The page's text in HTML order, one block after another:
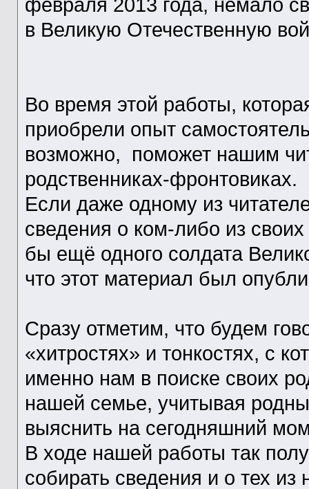
февраля 2013 года, немало
в Великую Отечественную
Во время этой работы,
приобрели опыт
возможно, поможет нашим
родственниках-фронтовиках.
Если даже одному из
сведения о ком-либо из
бы ещё одного солдата
что этот материал был
Сразу отметим, что будем
«хитростях» и тонкостях, с
именно нам в поиске своих
нашей семье, учитывая
выяснить на сегодняшний
В ходе нашей работы так
собирать сведения и о тех